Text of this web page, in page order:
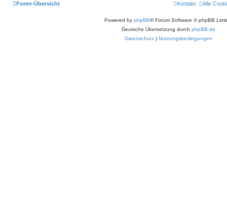
Foren-Übersicht Alle
Kontakt
Powered by phpBB® Forum Software © phpBB
Deutsche Übersetzung durch phpBB.de
Datenschutz | Nutzungsbedingungen